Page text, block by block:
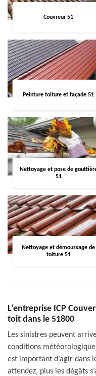
Couvreur 51
Peinture toiture et façade 51
Nettoyage et pose de
51
Nettoyage et démoussage de
toiture 51
L’entreprise ICP
toit dans le 51800
Les sinistres peuvent
conditions météorologique
est important d’agir dans
attendez, plus les dégâts